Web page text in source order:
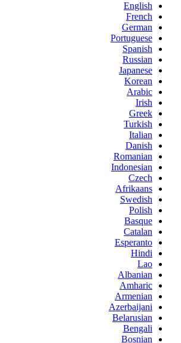
English
French
German
Portuguese
Spanish
Russian
Japanese
Korean
Arabic
Irish
Greek
Turkish
Italian
Danish
Romanian
Indonesian
Czech
Afrikaans
Swedish
Polish
Basque
Catalan
Esperanto
Hindi
Lao
Albanian
Amharic
Armenian
Azerbaijani
Belarusian
Bengali
Bosnian